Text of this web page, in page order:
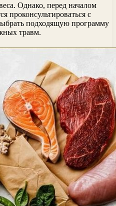
Однако, перед началом
проконсультироваться с
подходящую программу
травм.